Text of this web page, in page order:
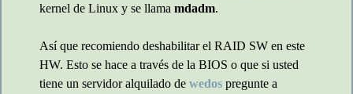
kernel de Linux y se llama mdadm.
Así que recomiendo deshabilitar el RAID SW en este
HW. Esto se hace a través de la BIOS o que si usted
tiene un servidor alquilado de wedos pregunte a